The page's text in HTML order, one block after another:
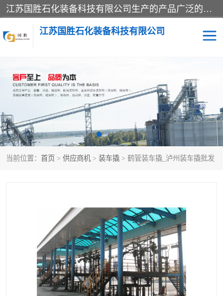
江苏国胜石化装备科技有限公司生产的产品广泛的应用于石油、石化等行业中，产品种类齐全，其中包括装卸鹤管、汽车鹤管、火车鹤管、装车鹤管、卸车鹤管、上装鹤管、下装鹤管、lng鹤管、发油鹤管、液氨鹤管、液化气鹤管等，我们生产的产品质量上乘，价格实惠，服务好，买鹤管就到国胜石化装备！
江苏国胜石化装备科技有限公司
当前位置： 首页 > 供应商机 > 装车撬 > 鹤管装车撬_泸州装车撬批发
输油臂 鹤管活动梯